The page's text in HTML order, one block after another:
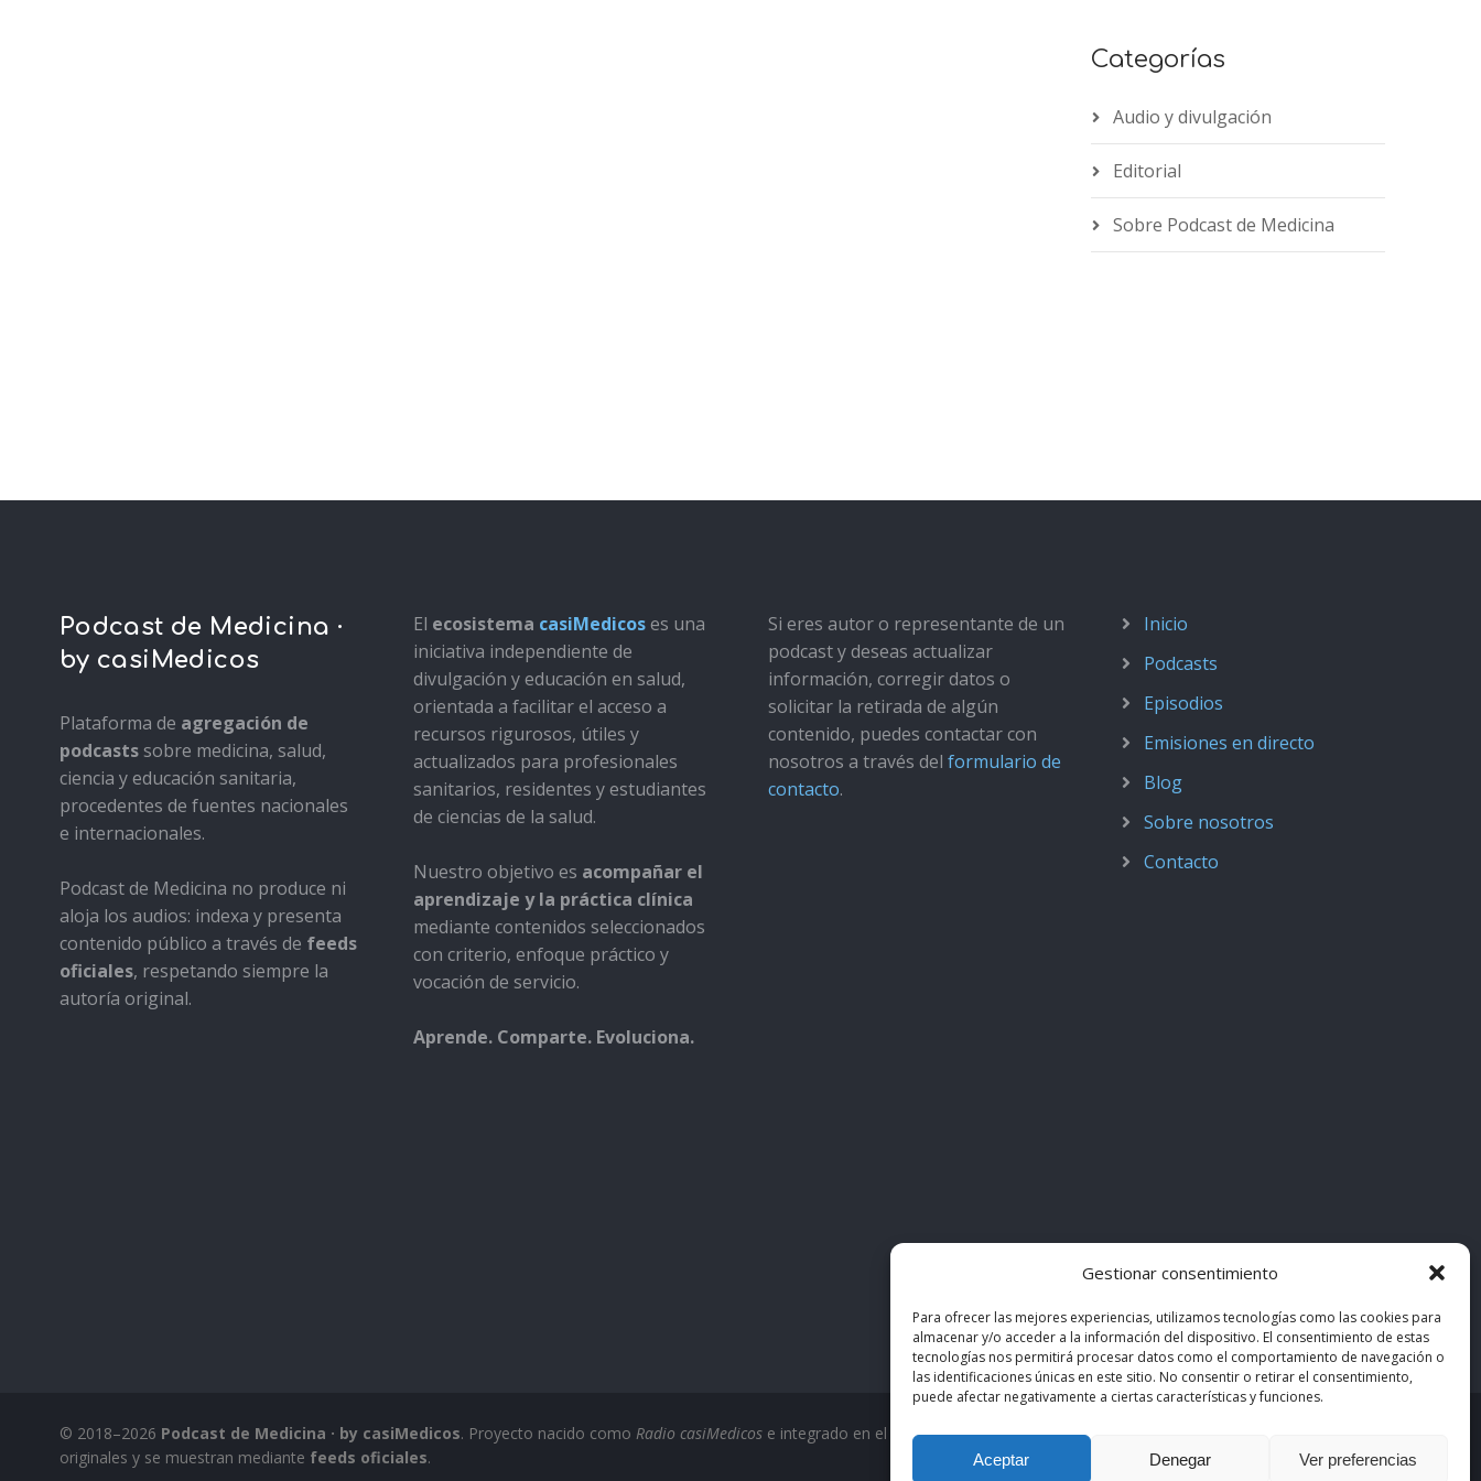
Gestionar consentimiento
Para ofrecer las mejores experiencias, utilizamos tecnologías como las cookies para
almacenar y/o acceder a la información del dispositivo. El consentimiento de estas
tecnologías nos permitirá procesar datos como el comportamiento de navegación o
las identificaciones únicas en este sitio. No consentir o retirar el consentimiento,
puede afectar negativamente a ciertas características y funciones.
Aceptar Denegar Ver preferencias
Categorías
Audio y divulgación
Editorial
Sobre Podcast de Medicina
Podcast de Medicina ·
by casiMedicos
Plataforma de agregación de
podcastssobre medicina, salud,
ciencia y educación sanitaria,
procedentes de fuentes nacionales
e internacionales.
Podcast de Medicina no produce ni
aloja los audios: indexa y presenta
contenido público a través de feeds
oficiales, respetando siempre la
autoría original.
El ecosistema casiMedicoses una
iniciativa independiente de
divulgación y educación en salud,
orientada a facilitar el acceso a
recursos rigurosos, útiles y
actualizados para profesionales
sanitarios, residentes y estudiantes
de ciencias de la salud.
Nuestro objetivo es acompañar el
aprendizaje y la práctica clínica
mediante contenidos seleccionados
con criterio, enfoque práctico y
vocación de servicio.
Aprende. Comparte. Evoluciona.
Si eres autor o representante de un
podcast y deseas actualizar
información, corregir datos o
solicitar la retirada de algún
contenido, puedes contactar con
nosotros a través del formulario de
contacto.
Inicio
Podcasts
Episodios
Emisiones en directo
Blog
Sobre nosotros
Contacto
© 2018–2026 Podcast de Medicina · by casiMedicos. Proyecto nacido como Radio casiMedicose integrado en el ecosistemacasiMedicos. Los contenidos pertenecen a sus autores
originales y se muestran mediante feeds oficiales.